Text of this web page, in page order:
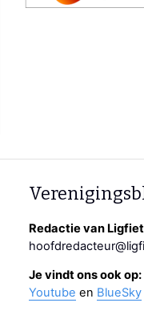
Redactie van
Je vindt ons ook op:
Youtube en BlueSky